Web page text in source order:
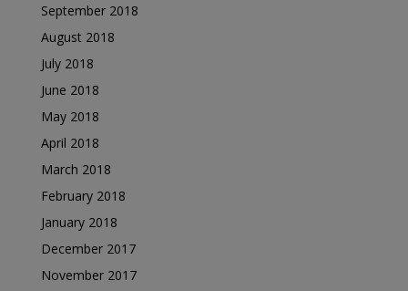
September 2018
August 2018
July 2018
June 2018
May 2018
April 2018
March 2018
February 2018
January 2018
December 2017
November 2017